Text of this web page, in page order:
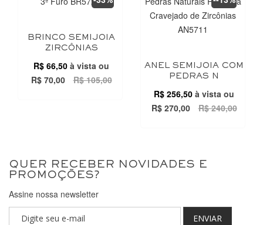
BRINCO SEMIJOIA
ZIRCÔNIAS
R$ 66,50 à vista ou
R$ 70,00
R$ 105,00
ANEL SEMIJOIA COM
PEDRAS N
R$ 256,50 à vista ou
R$ 270,00
R$ 240,00
QUER RECEBER NOVIDADES E
PROMOÇÕES?
Assine nossa newsletter
ENVIAR